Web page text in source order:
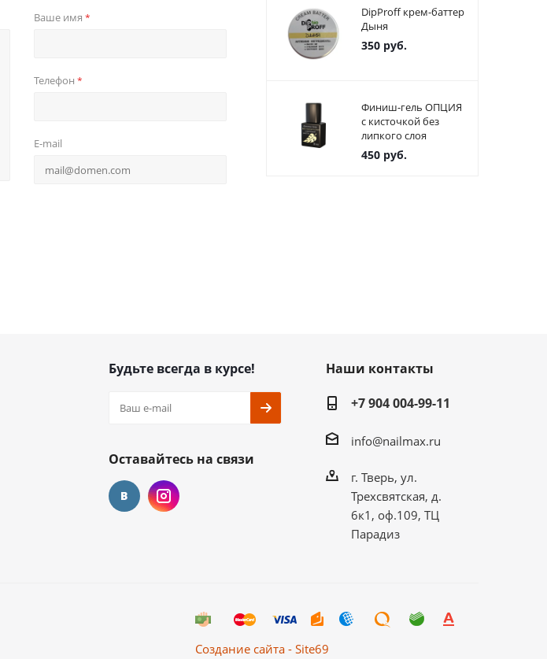
Ваше имя *
Телефон *
E-mail
DipProff крем-баттер
Дыня
350 руб.
Финиш-гель ОПЦИЯ
с кисточкой без
липкого слоя
450 руб.
Будьте всегда в курсе!
Оставайтесь на связи
Наши контакты
+7 904 004-99-11
info@nailmax.ru
г. Тверь, ул.
Трехсвятская, д.
6к1, оф.109, ТЦ
Парадиз
Создание сайта - Site69